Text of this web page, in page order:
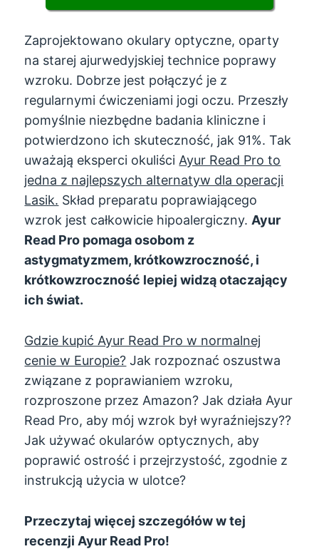
Zaprojektowano okulary optyczne, oparty
na starej ajurwedyjskiej technice poprawy
wzroku. Dobrze jest połączyć je z
regularnymi ćwiczeniami jogi oczu. Przeszły
pomyślnie niezbędne badania kliniczne i
potwierdzono ich skuteczność, jak 91%. Tak
uważają eksperci okuliściAyur Read Pro to
jedna z najlepszych alternatyw dla operacji
Lasik. Skład preparatu poprawiającego
wzrok jest całkowicie hipoalergiczny.Ayur
Read Pro pomaga osobom z
astygmatyzmem, krótkowzroczność, i
krótkowzroczność lepiej widzą otaczający
ich świat.
Gdzie kupić Ayur Read Pro w normalnej
cenie w Europie? Jak rozpoznać oszustwa
związane z poprawianiem wzroku,
rozproszone przez Amazon? Jak działa Ayur
Read Pro, aby mój wzrok był wyraźniejszy??
Jak używać okularów optycznych, aby
poprawić ostrość i przejrzystość, zgodnie z
instrukcją użycia w ulotce?
Przeczytaj więcej szczegółów w tej
recenzji Ayur Read Pro!